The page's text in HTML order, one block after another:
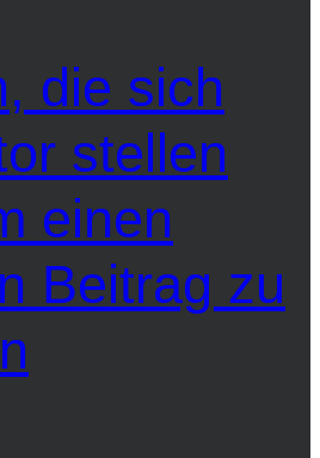
die sich
stellen
einen
Beitrag zu